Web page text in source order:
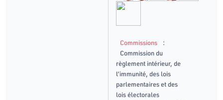
Commissions :
Commission du
règlement intérieur, de
l’immunité, des lois
parlementaires et des
lois électorales